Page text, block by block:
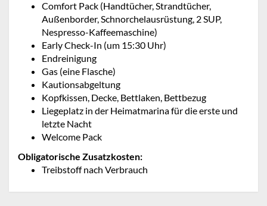
Comfort Pack (Handtücher, Strandtücher,
Außenborder, Schnorchelausrüstung, 2 SUP,
Nespresso-Kaffeemaschine)
Early Check-In (um 15:30 Uhr)
Endreinigung
Gas (eine Flasche)
Kautionsabgeltung
Kopfkissen, Decke, Bettlaken, Bettbezug
Liegeplatz in der Heimatmarina für die erste und
letzte Nacht
Welcome Pack
Obligatorische Zusatzkosten:
Treibstoff nach Verbrauch